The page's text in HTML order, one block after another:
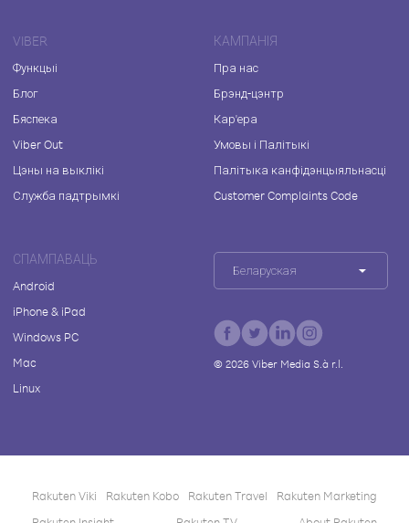
VIBER
Функцыі
Блог
Бяспека
Viber Out
Цэны на выклікі
Служба падтрымкі
КАМПАНІЯ
Пра нас
Брэнд-цэнтр
Кар'ера
Умовы і Палітыкі
Палітыка канфідэнцыяльнасці
Customer Complaints Code
СПАМПАВАЦЬ
Android
iPhone & iPad
Windows PC
Mac
Linux
Беларуская
© 2026Viber Media S.à r.l.
Rakuten Viki Rakuten Kobo Rakuten Travel
Rakuten Marketing